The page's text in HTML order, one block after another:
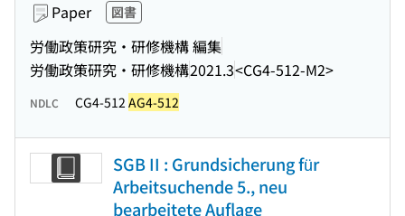
Paper 図書
労働政策研究・研修機構 編集
労働政策研究・研修機構2021.3<CG4-512-M2>
NDLC CG4-512 AG4-512
SGB II : Grundsicherung für
Arbeitsuchende 5., neu
bearbeitete Auflage